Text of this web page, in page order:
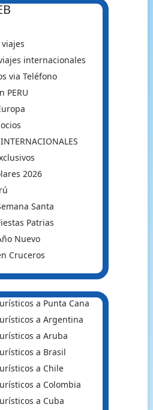
internacionales
via Teléfono
PERU
2026
Santa
Patrias
Nuevo
Cruceros
a Punta Cana
a Argentina
a Aruba
a Brasil
a Chile
a Colombia
a Cuba